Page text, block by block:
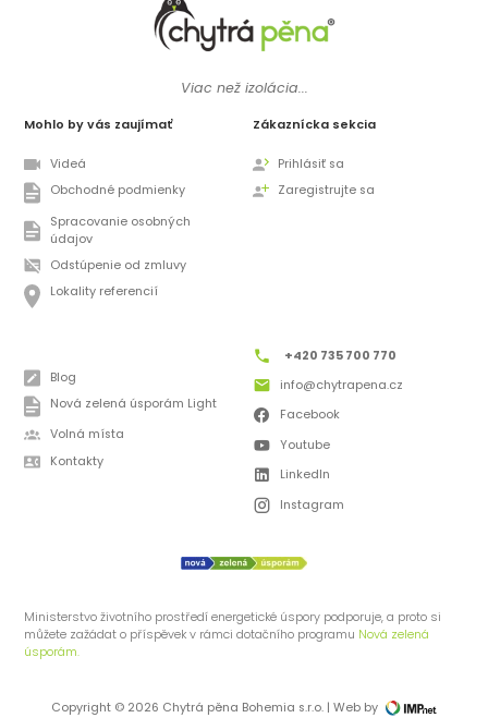
Viac než izolácia...
Mohlo by vás zaujímať
Videá
Obchodné podmienky
Spracovanie osobných
údajov
Odstúpenie od zmluvy
Lokality referencií
Zákaznícka sekcia
Prihlásiť sa
Zaregistrujte sa
Blog
Nová zelená úsporám Light
Volná místa
Kontakty
+420 735 700 770
info@chytrapena.cz
Facebook
Youtube
LinkedIn
Instagram
Ministerstvo životního prostředí energetické úspory podporuje, a proto si
můžete zažádat o příspěvek v rámci dotačního programu Nová zelená
úsporám.
Copyright © 2026 Chytrá pěna Bohemia s.r.o. | Web by